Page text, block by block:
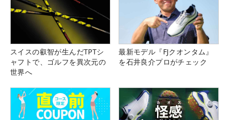
スイスの叡智が生んだTPTシ
ャフトで、ゴルフを異次元の
世界へ
最新モデル『FJクオンタム』
を石井良介プロがチェック